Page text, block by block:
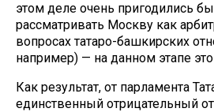
этом деле очень пригодились
рассматривать Москву как
вопросах татаро-башкирских
например) — на данном этапе
Как результат, от парламента
единственный отрицательный